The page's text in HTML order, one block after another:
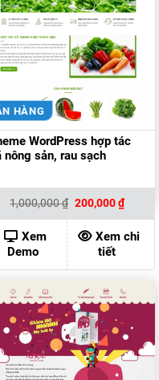
HÀNG
WordPress hợp tác
nông sản, rau sạch
1,000,000₫ Giá
là:
1,000,000 ₫.
200,000₫Giá
hiện
tại
là:
Xem
Demo
Xem chi
tiết